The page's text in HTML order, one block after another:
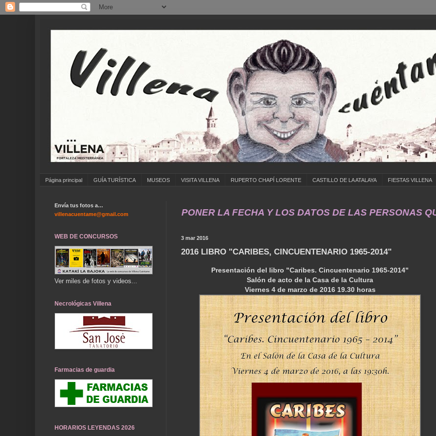
Página principal GUÍA TURÍSTICA MUSEOS VISITA VILLENA RUPERTO CHAPÍ LORENTE CASTILLO DE LA ATALAYA FIESTAS VILLENA
... NO OLVIDES PONER LA FECHA Y LOS DATOS DE LAS PERSONAS
3 mar 2016
2016 LIBRO "CARIBES, CINCUENTENARIO 1965-2014"
Presentación del libro "Caribes. Cincuentenario 1965-2014"
Salón de acto de la Casa de la Cultura
Viernes 4 de marzo de 2016 19.30 horas
Envía tus fotos a…
villenacuentame@gmail.com
WEB DE CONCURSOS
Ver miles de fotos y videos...
Necrológicas Villena
Farmacias de guardia
HORARIOS LEYENDAS 2026